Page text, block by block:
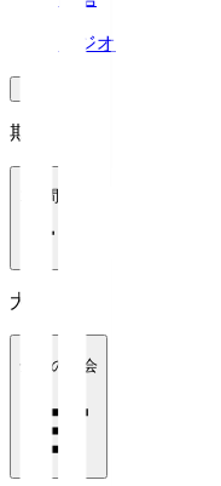
ラジオ
期間
1週間
大会
全ての大会